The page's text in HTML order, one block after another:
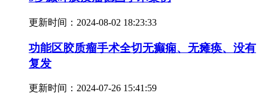
更新时间： 2024-08-02 18:23:33
功能区胶质瘤手术全切无癫痫、无瘫痪、没有
复发
更新时间： 2024-07-26 15:41:59